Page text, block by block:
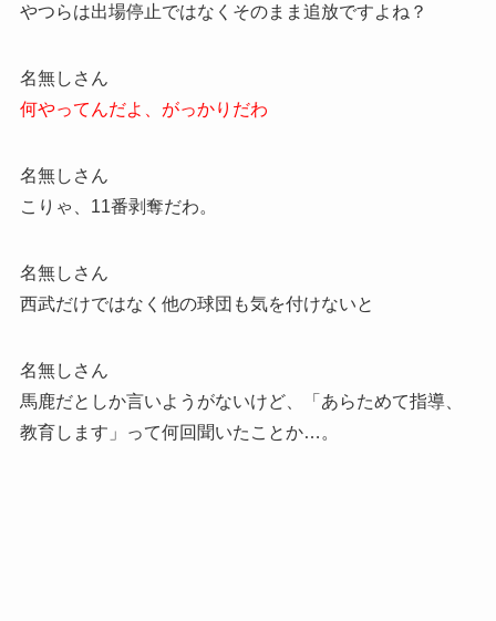
やつらは出場停止ではなくそのまま追放ですよね？
名無しさん
何やってんだよ、がっかりだわ
名無しさん
こりゃ、11番剥奪だわ。
名無しさん
西武だけではなく他の球団も気を付けないと
名無しさん
馬鹿だとしか言いようがないけど、「あらためて指導、
教育します」って何回聞いたことか…。